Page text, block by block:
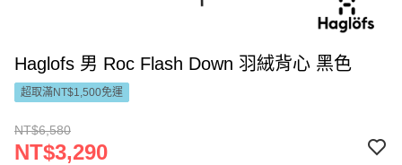
Haglofs 男 Roc Flash Down 羽絨背心 黑色
超取滿NT$1,500免運
NT$6,580
NT$3,290